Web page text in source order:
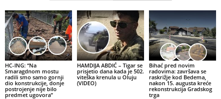
HC-ING: “Na
Smaragdnom mostu
radili smo samo gornji
dio konstrukcije, donje
postrojenje nije bilo
predmet ugovora”
HAMDIJA ABDIĆ – Tigar se
prisjetio dana kada je 502.
viteška krenula u Oluju
(VIDEO)
Bihać pred novim
radovima: završava se
raskrižje kod Bedema,
nakon 15. augusta kreće
rekonstrukcija Gradskog
trga